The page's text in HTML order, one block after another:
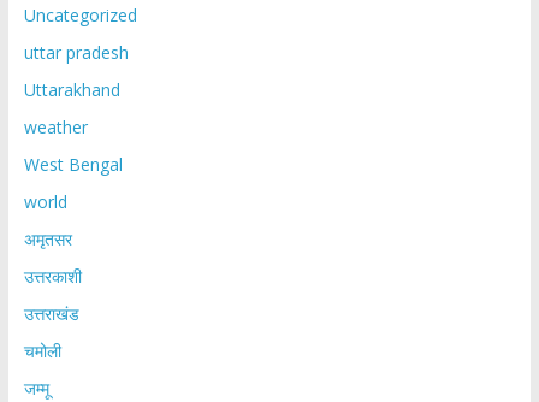
Uncategorized
uttar pradesh
Uttarakhand
weather
West Bengal
world
अमृतसर
उत्तरकाशी
उत्तराखंड
चमोली
जम्मू